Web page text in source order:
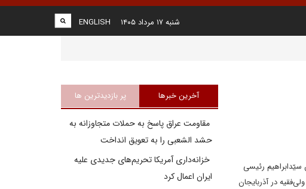
ENGLISH شنبه ۱۷ مرداد ۱۴۰۵
رئیسی
در آذربایجان
آخرین خبرها پر بازدیدترین ها
مقاومت عراق پاسخ به حملات متجاوزانه به
حشد الشعبی را به تعویق انداخت
خزانه‌داری آمریکا تحریم‌های جدیدی علیه
ایران اعمال کرد